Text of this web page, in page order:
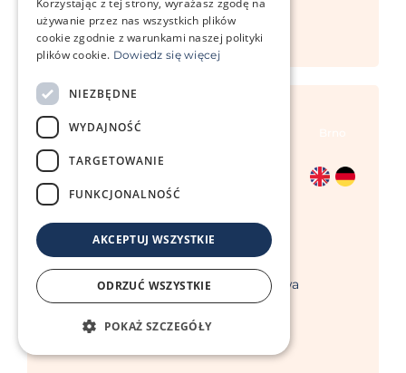
bstupkova@repromeda.cz
+420 601 088 413
Mgr. Pavlína Šmídová
Koordynator programu macierzyństwa
zastępczego
psmidova@repromeda.cz
Korzystając z tej strony, wyrażasz zgodę na
używanie przez nas wszystkich plików
cookie zgodnie z warunkami naszej polityki
plików cookie. Dowiedz się więcej
NIEZBĘDNE
WYDAJNOŚĆ
TARGETOWANIE
FUNKCJONALNOŚĆ
AKCEPTUJ WSZYSTKIE
ODRZUĆ WSZYSTKIE
POKAŻ SZCZEGÓŁY